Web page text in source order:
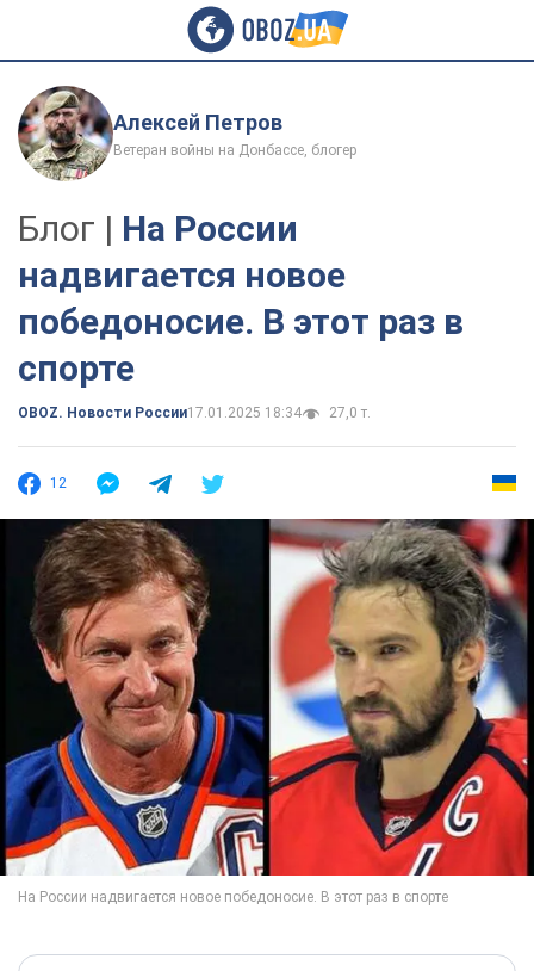
Алексей Петров
Ветеран войны на Донбассе, блогер
Блог | На России
надвигается новое
победоносие. В этот раз в
спорте
OBOZ. Новости России17.01.2025 18:34 27,0 т.
12